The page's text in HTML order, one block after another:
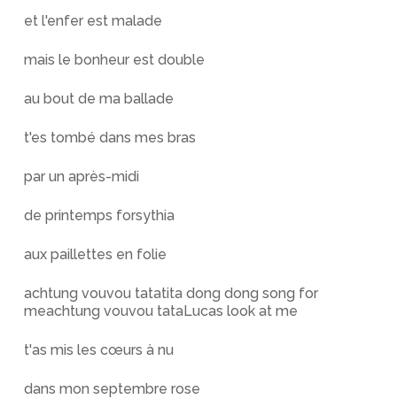
et l'enfer est malade
mais le bonheur est double
au bout de ma ballade
t'es tombé dans mes bras
par un après-midi
de printemps forsythia
aux paillettes en folie
achtung vouvou tatatita dong dong song for
meachtung vouvou tataLucas look at me
t'as mis les cœurs à nu
dans mon septembre rose